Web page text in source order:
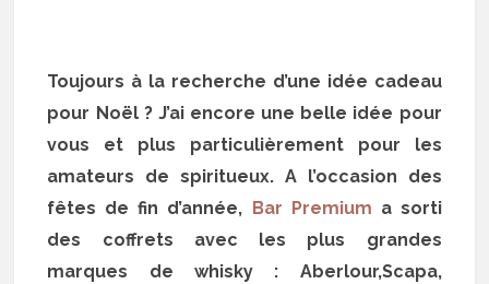
Toujours à la recherche d’une idée cadeau
pour Noël ? J’ai encore une belle idée pour
vous et plus particulièrement pour les
amateurs de spiritueux. A l’occasion des
fêtes de fin d’année, Bar Premium a sorti
des coffrets avec les plus grandes
marques de whisky : Aberlour,Scapa,